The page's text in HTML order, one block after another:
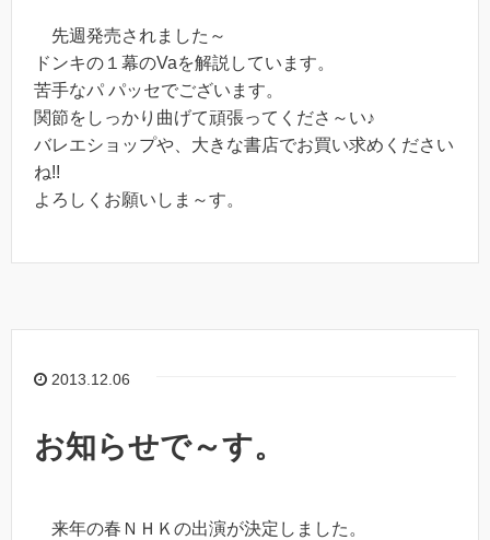
先週発売されました～
ドンキの１幕のVaを解説しています。
苦手なパ パッセでございます。
関節をしっかり曲げて頑張ってくださ～い♪
バレエショップや、大きな書店でお買い求めください
ね!!
よろしくお願いしま～す。
2013.12.06
お知らせで～す。
来年の春ＮＨＫの出演が決定しました。